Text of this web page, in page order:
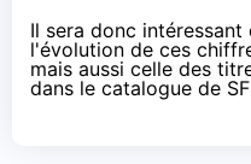
Il sera donc
l'évolution de ces
mais aussi celle des
dans le catalogue de